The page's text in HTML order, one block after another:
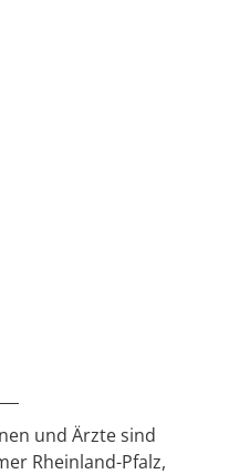
und Ärzte sind
Rheinland-Pfalz,